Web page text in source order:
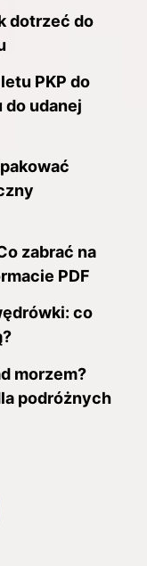
dotrzeć do
PKP do
do udanej
zabrać na
PDF
co
morzem?
podróżnych